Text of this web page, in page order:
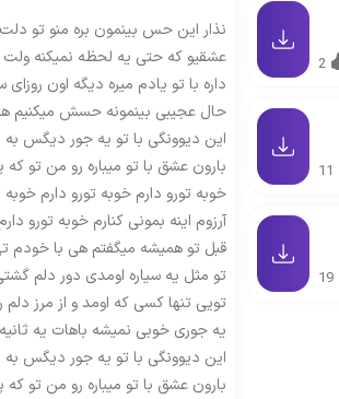
نذار این حس بینمون بره منو تو
عشقیو که حتی یه لحظه نمیکنه
داره با تو یادم میره دیگه اون روزای
حال عجیبی بینمونه حسش میکنیم
این دیوونگی با تو یه جور دیگس
بارون عشق با تو میباره رو من تو
خوبه تورو دارم خوبه تورو دارم خوبه
آرزوم اینه بمونی کنارم خوبه تورو
قبل تو همیشه میگفتم هی با
تو مثل یه سیاره اومدی دور دلم
تویی تنها کسی که اومد و از مرز
یه جوری خوبی نمیشه باهات یه
این دیوونگی با تو یه جور دیگس
بارون عشق با تو میباره رو من تو
2
11
19